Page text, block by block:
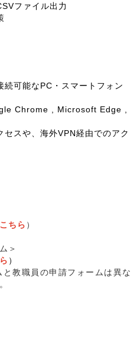
ファイル出力
続可能なPC・スマートフォン
Chrome , Microsoft Edge ,
スや、海外VPN経由でのアク
こちら ）
＞
）
教職員の申請フォームは異な